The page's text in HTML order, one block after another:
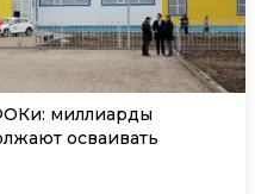
миллиарды
осваивать